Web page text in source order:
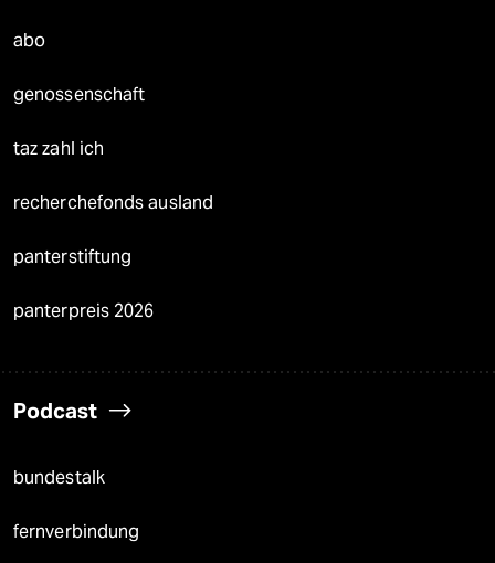
abo
genossenschaft
taz zahl ich
recherchefonds ausland
panterstiftung
panterpreis 2026
Podcast
bundestalk
fernverbindung